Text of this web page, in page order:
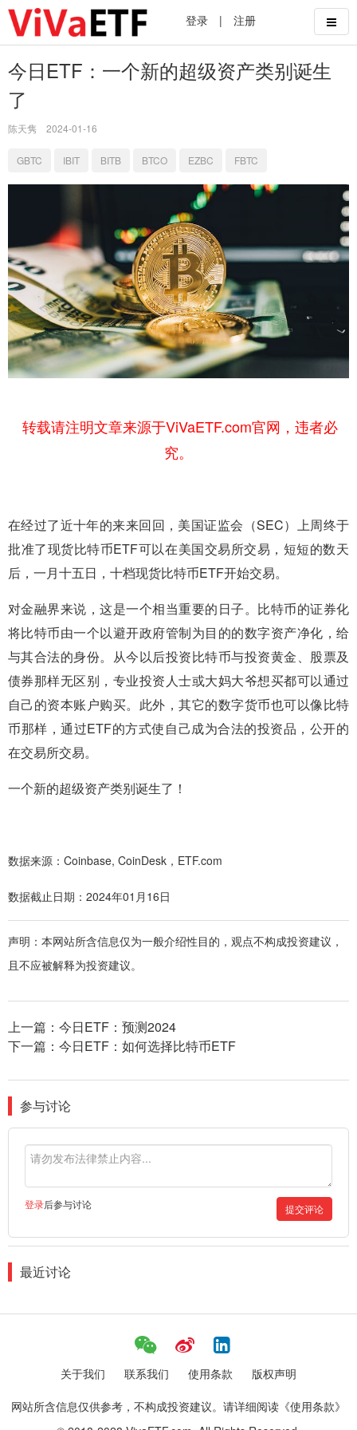
登录 | 注册
今日ETF：一个新的超级资产类别诞生
了
陈天隽 2024-01-16
GBTC IBIT BITB BTCO EZBC FBTC
转载请注明文章来源于ViVaETF.com官网，违者必
究。
在经过了近十年的来来回回，美国证监会（SEC）上周终于
批准了现货比特币ETF可以在美国交易所交易，短短的数天
后，一月十五日，十档现货比特币ETF开始交易。
对金融界来说，这是一个相当重要的日子。比特币的证券化
将比特币由一个以避开政府管制为目的的数字资产净化，给
与其合法的身份。从今以后投资比特币与投资黄金、股票及
债券那样无区别，专业投资人士或大妈大爷想买都可以通过
自己的资本账户购买。此外，其它的数字货币也可以像比特
币那样，通过ETF的方式使自己成为合法的投资品，公开的
在交易所交易。
一个新的超级资产类别诞生了！
数据来源：Coinbase, CoinDesk，ETF.com
数据截止日期：2024年01月16日
声明：本网站所含信息仅为一般介绍性目的，观点不构成投资建议，
且不应被解释为投资建议。
上一篇： 今日ETF：预测2024
下一篇： 今日ETF：如何选择比特币ETF
参与讨论
登录后参与讨论 提交评论
最近讨论
关于我们 联系我们 使用条款 版权声明
网站所含信息仅供参考，不构成投资建议。请详细阅读《使用条款》